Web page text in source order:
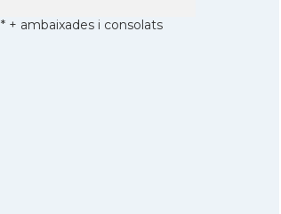
* + ambaixades i consolats